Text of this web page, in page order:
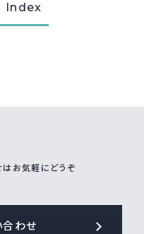
Index
お気軽にどうぞ
合わせ